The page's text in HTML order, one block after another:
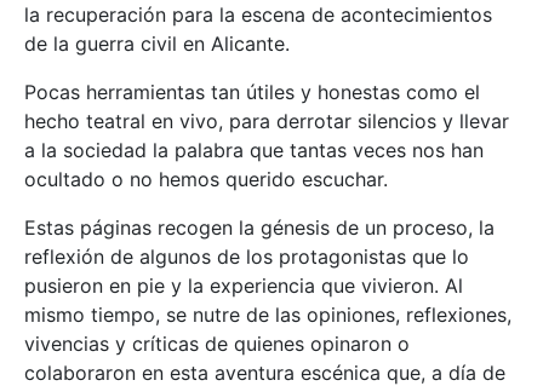
la recuperación para la escena de acontecimientos
de la guerra civil en Alicante.
Pocas herramientas tan útiles y honestas como el
hecho teatral en vivo, para derrotar silencios y llevar
a la sociedad la palabra que tantas veces nos han
ocultado o no hemos querido escuchar.
Estas páginas recogen la génesis de un proceso, la
reflexión de algunos de los protagonistas que lo
pusieron en pie y la experiencia que vivieron. Al
mismo tiempo, se nutre de las opiniones, reflexiones,
vivencias y críticas de quienes opinaron o
colaboraron en esta aventura escénica que, a día de